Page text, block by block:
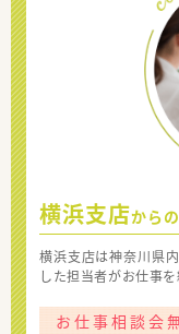
横浜支店からの
横浜支店は神奈川県
した担当者がお仕事を
お仕事相談会